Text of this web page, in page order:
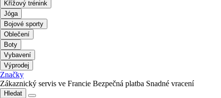
Křížový trénink
Jóga
Bojové sporty
Oblečení
Boty
Vybavení
Výprodej
Značky
Zákaznický servis ve Francie Bezpečná platba Snadné vracení
Hledat